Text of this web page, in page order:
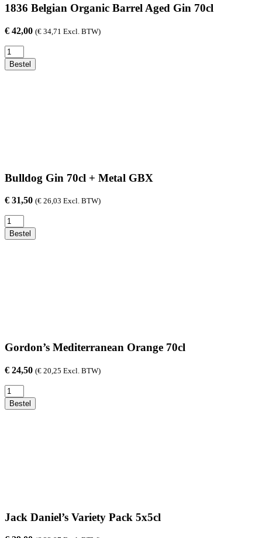
1836 Belgian Organic Barrel Aged Gin 70cl
€ 42,00 (€ 34,71 Excl. BTW)
1836
Belgian
Organic
Bestel
Bulldog Gin 70cl + Metal GBX
€ 31,50 (€ 26,03 Excl. BTW)
Bulldog
Gin
70cl
Bestel
Gordon’s Mediterranean Orange 70cl
€ 24,50 (€ 20,25 Excl. BTW)
Gordon's
Mediterranean
Orange
Bestel
Jack Daniel’s Variety Pack 5x5cl